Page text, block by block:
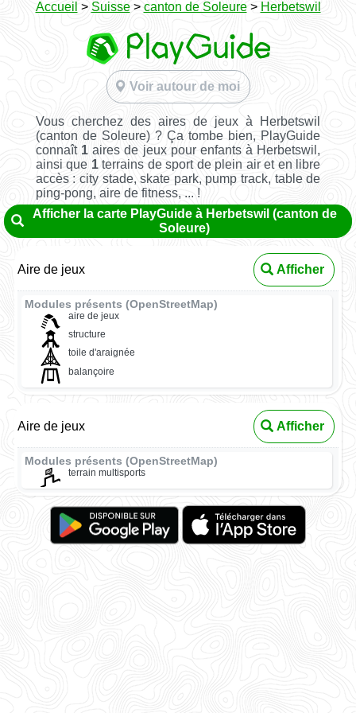
Accueil > Suisse> canton de Soleure> Herbetswil
Voir autour de moi
Vous cherchez des aires de jeux à Herbetswil
(canton de Soleure) ? Ça tombe bien, PlayGuide
connaît 1aires de jeux pour enfants à Herbetswil,
ainsi que 1terrains de sport de plein air et en libre
accès : city stade, skate park, pump track, table de
ping-pong, aire de fitness, ... !
Afficher la carte PlayGuide à Herbetswil (canton de
Soleure)
Aire de jeux Afficher
Modules présents (OpenStreetMap)
aire de jeux
structure
toile d'araignée
balançoire
Aire de jeux Afficher
Modules présents (OpenStreetMap)
terrain multisports